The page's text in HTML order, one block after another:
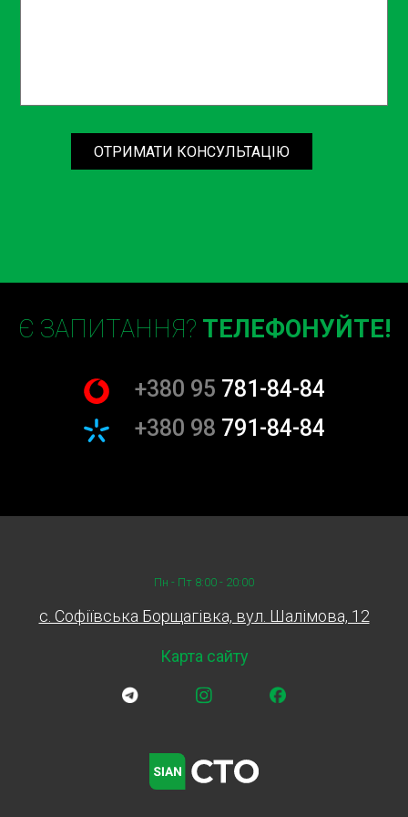
переконатися у високій якості обслуговування.
Запишіться на заміну свічок розжарення прямо зараз і
ОТРИМАТИ КОНСУЛЬТАЦІЮ
Є ЗАПИТАННЯ? ТЕЛЕФОНУЙТЕ!
+380 95 781-84-84
+380 98 791-84-84
Пн - Пт 8:00 - 20:00
c. Софіївська Борщагівка, вул. Шалімова, 12
Карта сайту